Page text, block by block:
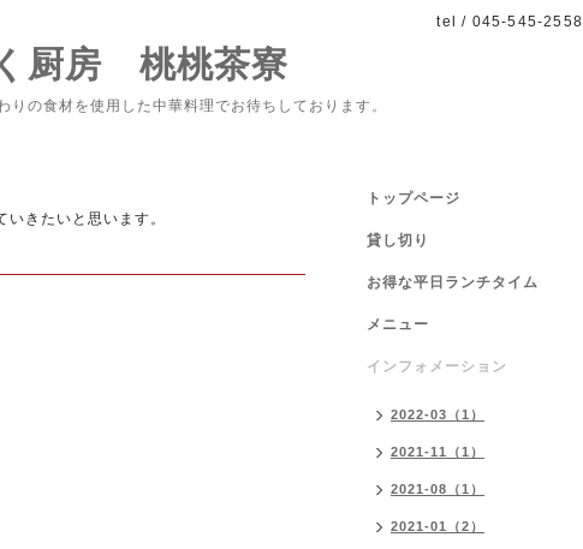
tel / 045-545-2558
厨房 桃桃茶寮
の食材を使用した中華料理でお待ちしております。
きたいと思います。
トップページ
貸し切り
お得な平日ランチタイム
メニュー
インフォメーション
2022-03（1）
2021-11（1）
2021-08（1）
2021-01（2）